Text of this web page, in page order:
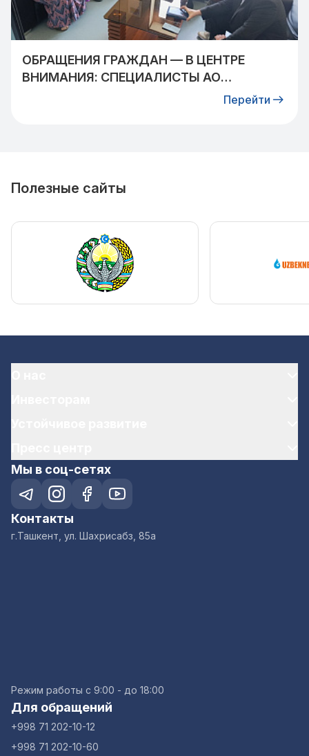
ОБРАЩЕНИЯ ГРАЖДАН — В ЦЕНТРЕ
ВНИМАНИЯ: СПЕЦИАЛИСТЫ АО
«УЗТРАНСГАЗ» ВСТРЕТИЛИСЬ СПерейти
Полезные сайты
Мы в соц-сетях
Контакты
г.Ташкент, ул. Шахрисабз, 85а
Режим работы с 9:00 - до 18:00
Для обращений
+998 71 202-10-12
+998 71 202-10-60